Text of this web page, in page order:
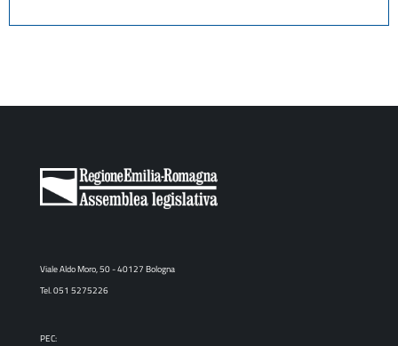
Viale Aldo Moro, 50 - 40127 Bologna
Tel. 051 5275226
PEC: